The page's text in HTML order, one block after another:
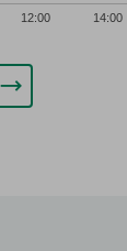
12:00 14:00